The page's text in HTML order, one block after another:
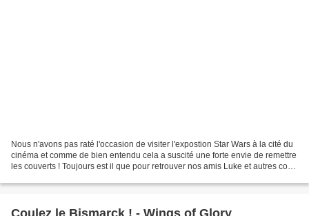
Nous n'avons pas raté l'occasion de visiter l'expostion Star Wars à la cité du
cinéma et comme de bien entendu cela a suscité une forte envie de remettre
les couverts ! Toujours est il que pour retrouver nos amis Luke et autres com-